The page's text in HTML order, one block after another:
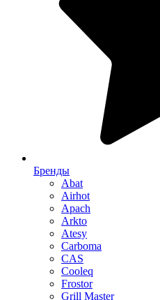
Бренды
Abat
Airhot
Apach
Arkto
Atesy
Carboma
CAS
Cooleq
Frostor
Grill Master